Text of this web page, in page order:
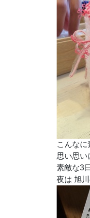
こんなに
思い思い
素敵な3
夜は 旭